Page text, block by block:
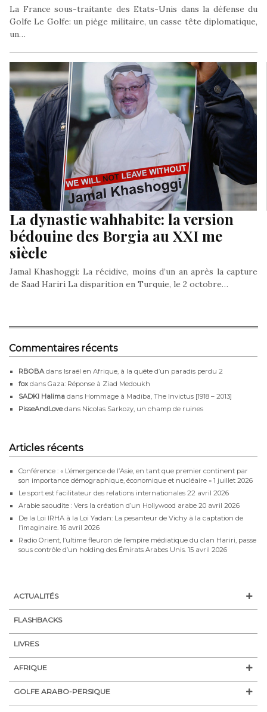
La France sous-traitante des Etats-Unis dans la défense du
Golfe Le Golfe: un piège militaire, un casse tête diplomatique,
un…
La dynastie wahhabite: la version
bédouine des Borgia au XXI me
siècle
Jamal Khashoggi: La récidive, moins d’un an après la capture
de Saad Hariri La disparition en Turquie, le 2 octobre…
Commentaires récents
RBOBA dans Israël en Afrique, à la quête d’un paradis perdu 2
fox dans Gaza: Réponse à Ziad Medoukh
SADKI Halima dans Hommage à Madiba, The Invictus [1918 – 2013]
PisseAndLovedans Nicolas Sarkozy, un champ de ruines
Articles récents
Conférence : « L’émergence de l’Asie, en tant que premier continent par
son importance démographique, économique et nucléaire » 1 juillet 2026
Le sport est facilitateur des relations internationales 22 avril 2026
Arabie saoudite : Vers la création d’un Hollywood arabe 20 avril 2026
De la Loi IRHA à la Loi Yadan: La pesanteur de Vichy à la captation de
l’imaginaire. 16 avril 2026
Radio Orient, l’ultime fleuron de l’empire médiatique du clan Hariri, passe
sous contrôle d’un holding des Émirats Arabes Unis. 15 avril 2026
ACTUALITÉS
FLASHBACKS
LIVRES
AFRIQUE
GOLFE ARABO-PERSIQUE